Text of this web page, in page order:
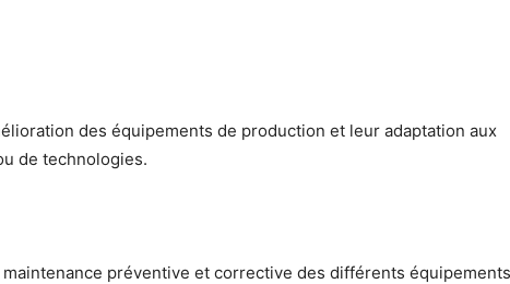
des équipements de production et leur adaptation aux
de technologies.
préventive et corrective des différents